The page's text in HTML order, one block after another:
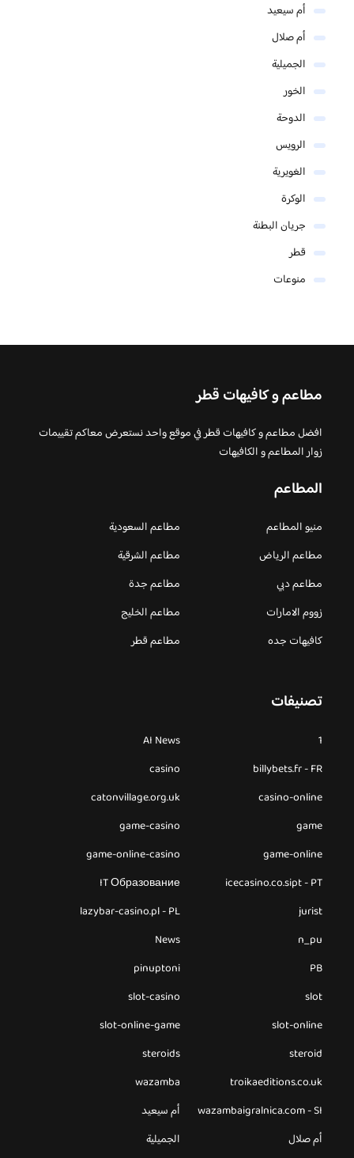
أم سيعيد
أم صلال
الجميلية
الخور
الدوحة
الرويس
الغويرية
الوكرة
جريان البطنة
قطر
منوعات
مطاعم و كافيهات قطر
افضل مطاعم و كافيهات قطر في موقع واحد نستعرض معاكم تقييمات
زوار المطاعم و الكافيهات
المطاعم
منيو المطاعم
مطاعم السعودية
مطاعم الرياض
مطاعم الشرقية
مطاعم دبي
مطاعم جدة
زووم الامارات
مطاعم الخليج
كافيهات جده
مطاعم قطر
تصنيفات
1
AI News
billybets.fr - FR
casino
casino-online
catonvillage.org.uk
game
game-casino
game-online
game-online-casino
icecasino.co.sipt - PT
IT Образование
jurist
lazybar-casino.pl - PL
n_pu
News
PB
pinuptoni
slot
slot-casino
slot-online
slot-online-game
steroid
steroids
troikaeditions.co.uk
wazamba
wazambaigralnica.com - SI
أم سيعيد
أم صلال
الجميلية